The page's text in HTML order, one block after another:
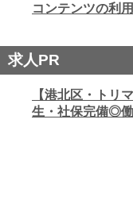
コンテンツの利
求人PR
【港北区・トリ
生・社保完備◎働